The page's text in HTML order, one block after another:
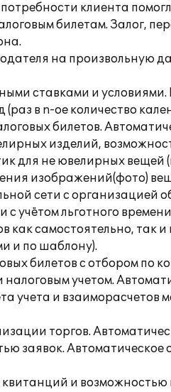
клиента
билетам. Залог,
на произвольную
ставками и
в n-ое количество
билетов.
изделий,
для не ювелирных вещей
изображений(фото)
сети с организацией
учётом льготного
как самостоятельно,
и по шаблону).
билетов с отбором по
учетом.
учета и взаиморасчетов
торгов.
заявок.
и